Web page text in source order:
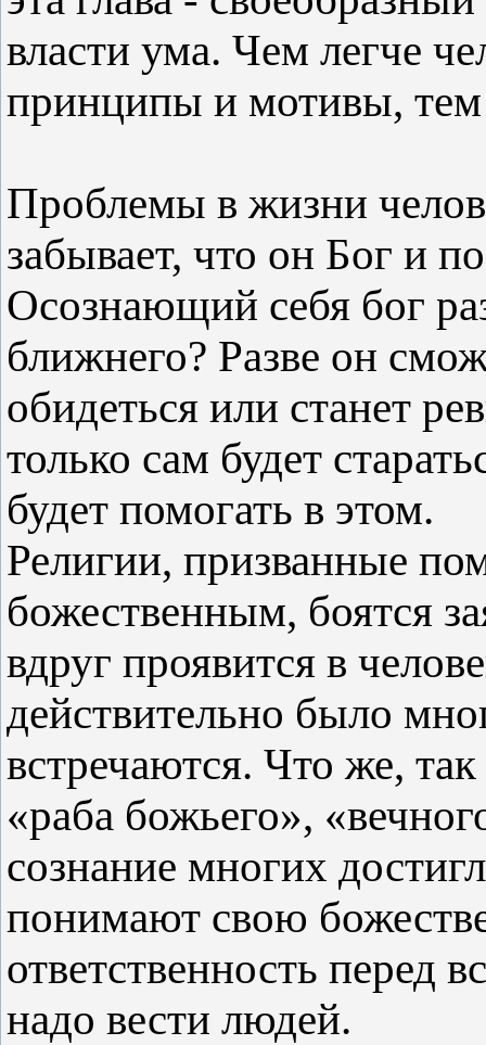
власти ума. Чем легче
принципы и мотивы, тем
Проблемы в жизни
забывает, что он Бог и
Осознающий себя бог
ближнего? Разве он
обидеться или станет
только сам будет
будет помогать в этом.
Религии, призванные
божественным, боятся
вдруг проявится в
действительно было
встречаются. Что же,
«раба божьего»,
сознание многих
понимают свою
ответственность перед
надо вести людей.